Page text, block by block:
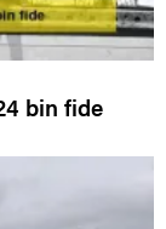
bin fide